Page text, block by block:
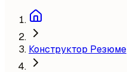
Конструктор Резюме